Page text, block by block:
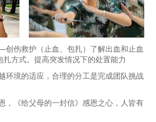
伤救护（止血、包扎）了解出血和止血
方式。提高突发情况下的处置能力
境的适应，合理的分工是完成团队挑战
《给父母的一封信》感恩之心，人皆有